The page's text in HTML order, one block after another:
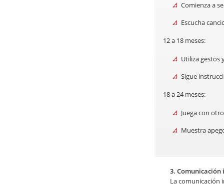
Comienza a
Escucha
12 a 18 meses:
Utiliza gestos
Sigue
18 a 24 meses:
Juega con
Muestra
3.
La comunicación